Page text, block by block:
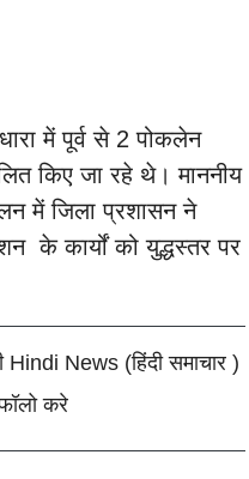
में पूर्व से 2 पोकलेन
किए जा रहे थे। माननीय
में जिला प्रशासन ने
के कार्यों को युद्धस्तर पर
News (हिंदी समाचार )
करे